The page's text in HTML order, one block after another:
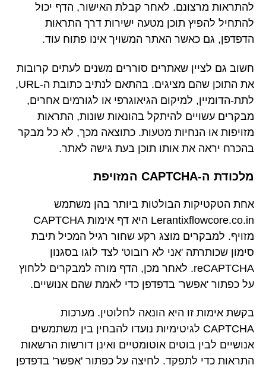
להתראות מרצונם. לאחר קבלת האישור, הדף יכול
להתחיל להפיץ תוכן מטעה ישירות דרך התראות
הדפדפן, גם כאשר האתר המשויך אינו פתוח עוד.
חשוב גם לציין שאתרים סוררים משנים לעתים קרובות
את התוכן שהם מציגים. בהתאם לנתיב כתובת ה-URL,
לתת-הדומיין, למיקום הגיאוגרפי או לגורמים אחרים,
מבקרים עשויים להיתקל בהונאות שונות, התראות
מזויפות או הנחיות מטעות. כתוצאה מכך, לא כל מבקר
בהכרח יראה את אותו תוכן בעת גישה לאתר.
מלכודת ה-CAPTCHA המזויפת
אחת הטקטיקות הבולטות ביותר בהן משתמש
Lerantixflowcore.co.in היא דף אימות CAPTCHA
מזויף. למבקרים מוצג רקע שחור רגיל המכיל תיבת
סימון שכותרתה 'אני לא רובוט' לצד לוגו בסגנון
reCAPTCHA. לאחר מכן, הדף מורה למבקרים ללחוץ
על כפתור 'אפשר' בדפדפן כדי לאמת שהם אנושיים.
בקשת אימות זו היא הונאה לחלוטין. מערכות
CAPTCHA לגיטימיות נועדו להבחין בין משתמשים
אנושיים לבין בוטים אוטומטיים ואינן דורשות הרשאות
התראות כדי לתפקד. לחיצה על כפתור 'אפשר' בדפדפן